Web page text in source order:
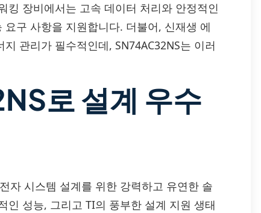
킹 장비에서는 고속 데이터 처리와 안정적인
구 사항을 지원합니다. 더불어, 신재생 에
관리가 필수적인데, SN74AC32NS는 이러
로 설계 우수
자 시스템 설계를 위한 강력하고 유연한 솔
인 성능, 그리고 TI의 풍부한 설계 지원 생태